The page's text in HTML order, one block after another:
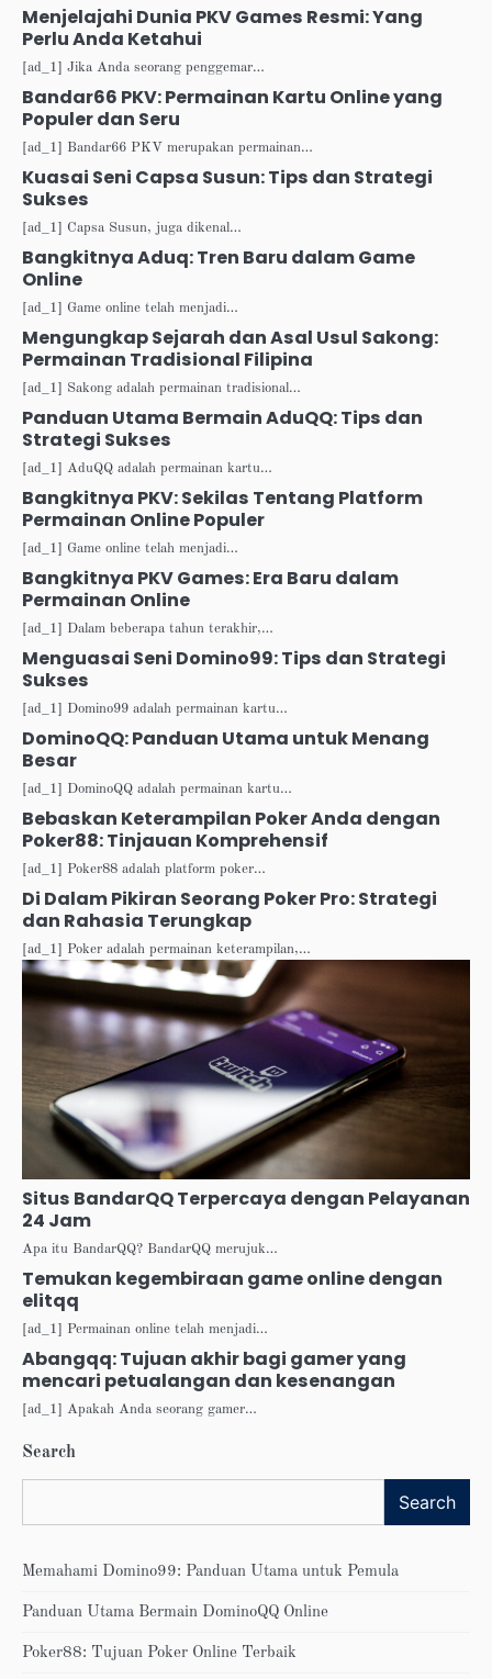
Menjelajahi Dunia PKV Games Resmi: Yang
Perlu Anda Ketahui
[ad_1] Jika Anda seorang penggemar…
Bandar66 PKV: Permainan Kartu Online yang
Populer dan Seru
[ad_1] Bandar66 PKV merupakan permainan…
Kuasai Seni Capsa Susun: Tips dan Strategi
Sukses
[ad_1] Capsa Susun, juga dikenal…
Bangkitnya Aduq: Tren Baru dalam Game
Online
[ad_1] Game online telah menjadi…
Mengungkap Sejarah dan Asal Usul Sakong:
Permainan Tradisional Filipina
[ad_1] Sakong adalah permainan tradisional…
Panduan Utama Bermain AduQQ: Tips dan
Strategi Sukses
[ad_1] AduQQ adalah permainan kartu…
Bangkitnya PKV: Sekilas Tentang Platform
Permainan Online Populer
[ad_1] Game online telah menjadi…
Bangkitnya PKV Games: Era Baru dalam
Permainan Online
[ad_1] Dalam beberapa tahun terakhir,…
Menguasai Seni Domino99: Tips dan Strategi
Sukses
[ad_1] Domino99 adalah permainan kartu…
DominoQQ: Panduan Utama untuk Menang
Besar
[ad_1] DominoQQ adalah permainan kartu…
Bebaskan Keterampilan Poker Anda dengan
Poker88: Tinjauan Komprehensif
[ad_1] Poker88 adalah platform poker…
Di Dalam Pikiran Seorang Poker Pro: Strategi
dan Rahasia Terungkap
[ad_1] Poker adalah permainan keterampilan,…
Situs BandarQQ Terpercaya dengan Pelayanan
24 Jam
Apa itu BandarQQ? BandarQQ merujuk…
Temukan kegembiraan game online dengan
elitqq
[ad_1] Permainan online telah menjadi…
Abangqq: Tujuan akhir bagi gamer yang
mencari petualangan dan kesenangan
[ad_1] Apakah Anda seorang gamer…
Search
Search
Memahami Domino99: Panduan Utama untuk Pemula
Panduan Utama Bermain DominoQQ Online
Poker88: Tujuan Poker Online Terbaik